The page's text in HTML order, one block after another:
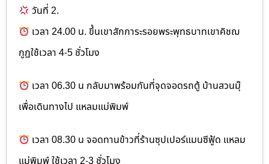
วันที่ 2.
เวลา 24.00 น. ขึ้นเขาสักการะรอยพระพุทธบาทเขาคิชฌ
กูฏใช้เวลา 4-5 ชั่วโมง
เวลา 06.30 น กลับมาพร้อมกันที่จุดจอดรถตู้ บ้านสวนมุ๊
เพื่อเดินทางไป แหลมแม่พิมพ์
เวลา 08.30 น จอดทานข้าวที่ร้านซุปเปอร์แมนซีฟู้ด แหลม